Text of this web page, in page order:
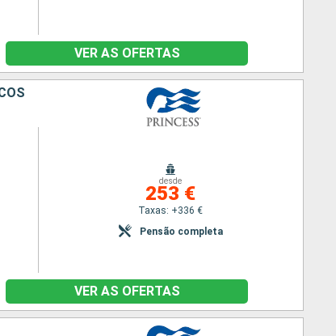
VER AS OFERTAS
desde
253 €
Taxas: +336 €
Pensão completa
VER AS OFERTAS